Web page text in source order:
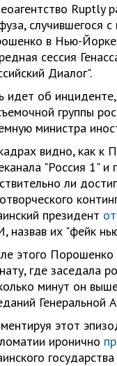
Ruptly
случившегося
в Нью-
сессия
Диалог".
идет об
группы
министра
видно, как к
"Россия 1" и
ли
президент
назвав их "фейк
этого Порошенко
где заседала
минут он
Генеральной
этот
иронично